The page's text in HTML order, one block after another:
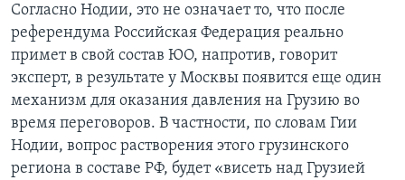
Согласно Нодии, это не означает то, что после
референдума Российская Федерация реально
примет в свой состав ЮО, напротив, говорит
эксперт, в результате у Москвы появится еще один
механизм для оказания давления на Грузию во
время переговоров. В частности, по словам Гии
Нодии, вопрос растворения этого грузинского
региона в составе РФ, будет «висеть над Грузией